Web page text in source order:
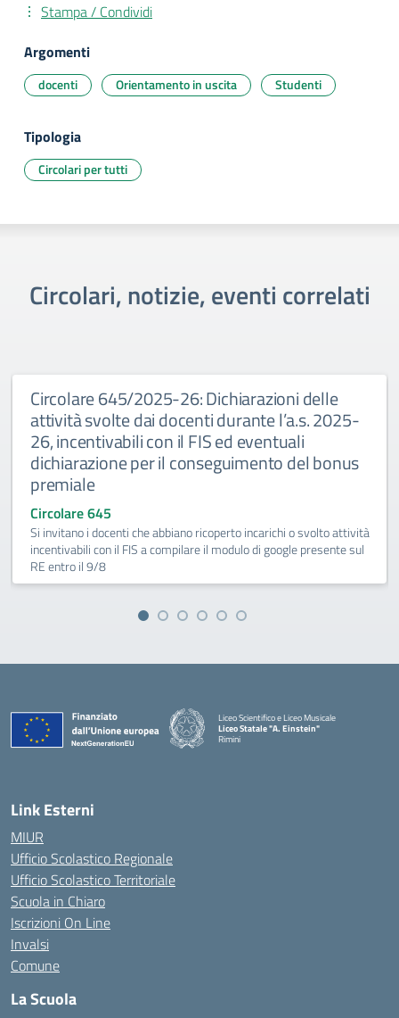
Stampa / Condividi
Argomenti
docenti Orientamento in uscita Studenti
Tipologia
Circolari per tutti
Circolari, notizie, eventi correlati
Circolare 645/2025-26: Dichiarazioni delle
attività svolte dai docenti durante l’a.s. 2025-
26, incentivabili con il FIS ed eventuali
dichiarazione per il conseguimento del bonus
premiale
Circolare 645
Si invitano i docenti che abbiano ricoperto incarichi o svolto attività
incentivabili con il FIS a compilare il modulo di google presente sul
RE entro il 9/8
Liceo Scientifico e Liceo Musicale
Liceo Statale "A. Einstein"
Rimini
Link Esterni
MIUR
Ufficio Scolastico Regionale
Ufficio Scolastico Territoriale
Scuola in Chiaro
Iscrizioni On Line
Invalsi
Comune
La Scuola